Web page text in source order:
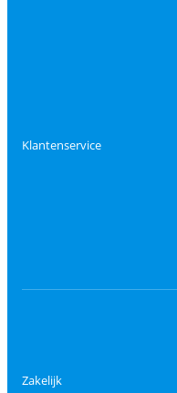
Klantenservice
Zakelijk